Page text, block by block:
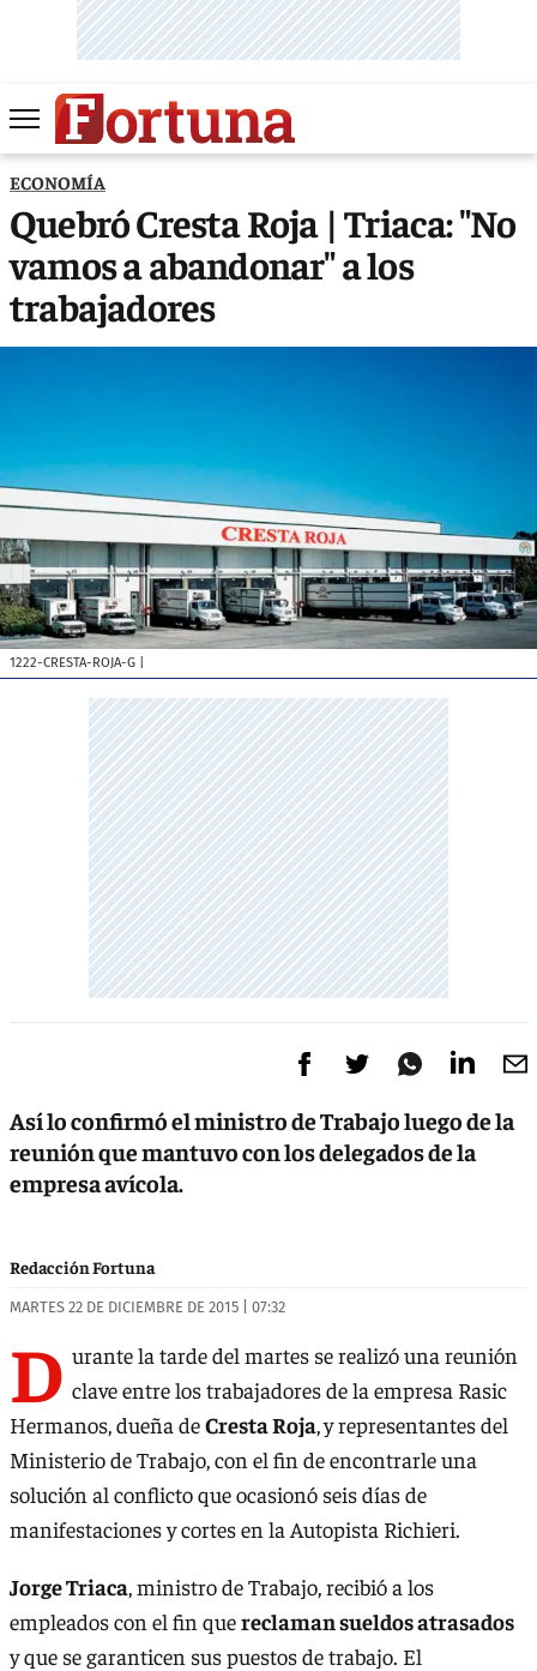
ECONOMÍA
Quebró Cresta Roja | Triaca: "No
vamos a abandonar" a los
trabajadores
1222-CRESTA-ROJA-G
Así lo confirmó el ministro de Trabajo luego de la
reunión que mantuvo con los delegados de la
empresa avícola.
Redacción Fortuna
MARTES 22 DE DICIEMBRE DE 2015 | 07:32
D urante la tarde del martes se realizó una reunión
clave entre los trabajadores de la empresa Rasic
Hermanos, dueña deCresta Roja,y representantes del
Ministerio de Trabajo, con el fin de encontrarle una
solución al conflicto que ocasionó seis días de
manifestaciones y cortes en la Autopista Richieri.
Jorge Triaca, ministro de Trabajo, recibió a los
empleados con el fin quereclaman sueldos atrasados
y que se garanticen sus puestos de trabajo. El